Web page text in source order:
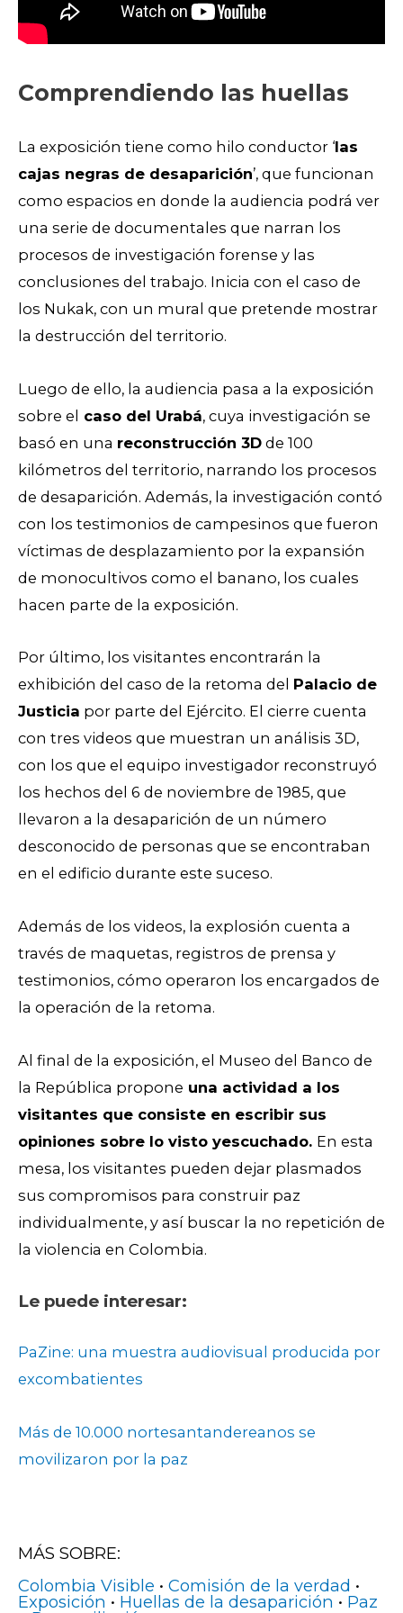
Comprendiendo las huellas
La exposición tiene como hilo conductor ‘las
cajas negras de desaparición’, que funcionan
como espacios en donde la audiencia podrá ver
una serie de documentales que narran los
procesos de investigación forense y las
conclusiones del trabajo. Inicia con el caso de
los Nukak, con un mural que pretende mostrar
la destrucción del territorio.
Luego de ello, la audiencia pasa a la exposición
sobre el caso del Urabá, cuya investigación se
basó en una reconstrucción 3D de 100
kilómetros del territorio, narrando los procesos
de desaparición. Además, la investigación contó
con los testimonios de campesinos que fueron
víctimas de desplazamiento por la expansión
de monocultivos como el banano, los cuales
hacen parte de la exposición.
Por último, los visitantes encontrarán la
exhibición del caso de la retoma del Palacio de
Justicia por parte del Ejército. El cierre cuenta
con tres videos que muestran un análisis 3D,
con los que el equipo investigador reconstruyó
los hechos del 6 de noviembre de 1985, que
llevaron a la desaparición de un número
desconocido de personas que se encontraban
en el edificio durante este suceso.
Además de los videos, la explosión cuenta a
través de maquetas, registros de prensa y
testimonios, cómo operaron los encargados de
la operación de la retoma.
Al final de la exposición, el Museo del Banco de
la República propone una actividad a los
visitantes que consiste en escribir sus
opiniones sobre lo visto yescuchado. En esta
mesa, los visitantes pueden dejar plasmados
sus compromisos para construir paz
individualmente, y así buscar la no repetición de
la violencia en Colombia.
Le puede interesar:
PaZine: una muestra audiovisual producida por
excombatientes
Más de 10.000 nortesantandereanos se
movilizaron por la paz
MÁS SOBRE:
Colombia Visible • Comisión de la verdad •
Exposición • Huellas de la desaparición • Paz